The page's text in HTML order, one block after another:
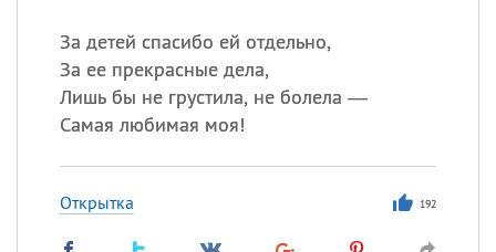
За детей спасибо ей отдельно,
За ее прекрасные дела,
Лишь бы не грустила, не болела —
Самая любимая моя!
Открытка 192